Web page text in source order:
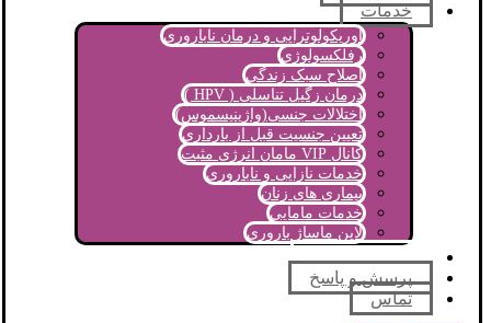
خدمات
اوریکولوتراپی و درمان ناباروری
رفلکسولوژی
اصلاح سبک زندگی
درمان زگیل تناسلی ( HPV )
اختلالات جنسی(واژینیسموس)
تعیین جنسیت قبل از بارداری
کانال VIP مامان انرژی مثبت
خدمات نازایی و ناباروری
بیماری های زنان
خدمات مامایی
لاین ماساژ باروری
مجله آموزشی
پرسش و پاسخ
تماس